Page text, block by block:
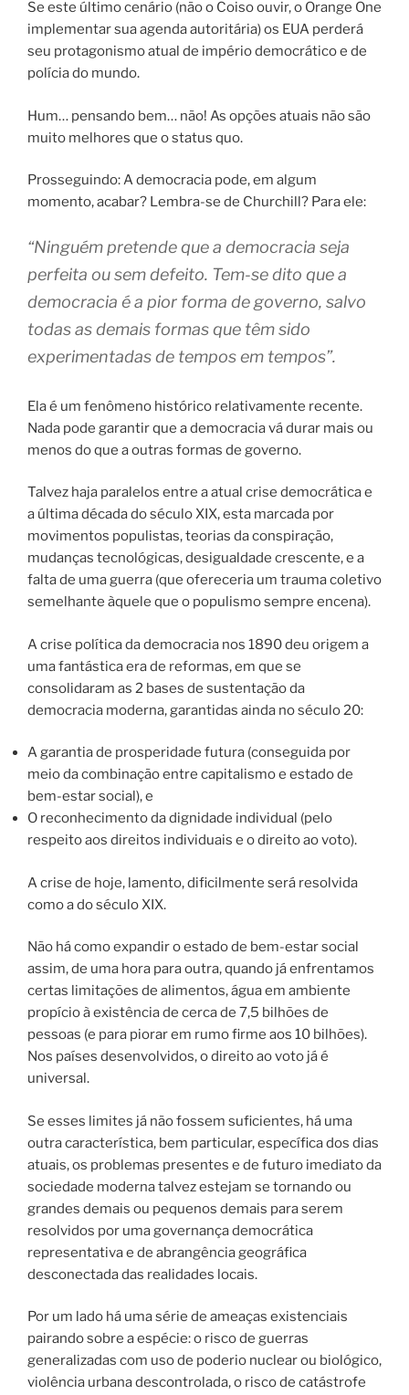
Se este último cenário (não o Coiso ouvir, o Orange One
implementar sua agenda autoritária) os EUA perderá
seu protagonismo atual de império democrático e de
polícia do mundo.
Hum… pensando bem… não! As opções atuais não são
muito melhores que o status quo.
Prosseguindo: A democracia pode, em algum
momento, acabar? Lembra-se de Churchill? Para ele:
“Ninguém pretende que a democracia seja
perfeita ou sem defeito. Tem-se dito que a
democracia é a pior forma de governo, salvo
todas as demais formas que têm sido
experimentadas de tempos em tempos”.
Ela é um fenômeno histórico relativamente recente.
Nada pode garantir que a democracia vá durar mais ou
menos do que a outras formas de governo.
Talvez haja paralelos entre a atual crise democrática e
a última década do século XIX, esta marcada por
movimentos populistas, teorias da conspiração,
mudanças tecnológicas, desigualdade crescente, e a
falta de uma guerra (que ofereceria um trauma coletivo
semelhante àquele que o populismo sempre encena).
A crise política da democracia nos 1890 deu origem a
uma fantástica era de reformas, em que se
consolidaram as 2 bases de sustentação da
democracia moderna, garantidas ainda no século 20:
A garantia de prosperidade futura (conseguida por
meio da combinação entre capitalismo e estado de
bem-estar social), e
O reconhecimento da dignidade individual (pelo
respeito aos direitos individuais e o direito ao voto).
A crise de hoje, lamento, dificilmente será resolvida
como a do século XIX.
Não há como expandir o estado de bem-estar social
assim, de uma hora para outra, quando já enfrentamos
certas limitações de alimentos, água em ambiente
propício à existência de cerca de 7,5 bilhões de
pessoas (e para piorar em rumo firme aos 10 bilhões).
Nos países desenvolvidos, o direito ao voto já é
universal.
Se esses limites já não fossem suficientes, há uma
outra característica, bem particular, específica dos dias
atuais, os problemas presentes e de futuro imediato da
sociedade moderna talvez estejam se tornando ou
grandes demais ou pequenos demais para serem
resolvidos por uma governança democrática
representativa e de abrangência geográfica
desconectada das realidades locais.
Por um lado há uma série de ameaças existenciais
pairando sobre a espécie: o risco de guerras
generalizadas com uso de poderio nuclear ou biológico,
violência urbana descontrolada, o risco de catástrofe